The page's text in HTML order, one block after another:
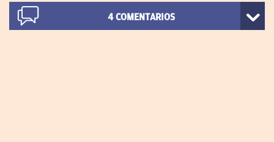
4COMENTARIOS